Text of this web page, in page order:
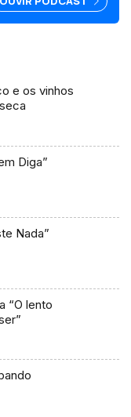
e debate. É em
Suíça que há mais
e os vinhos
Diga”
Nada”
“O lento